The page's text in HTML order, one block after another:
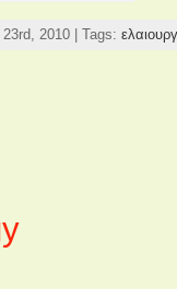
23rd, 2010 | Tags: